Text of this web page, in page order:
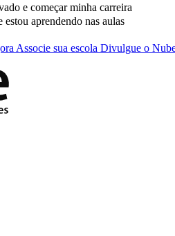
e começar minha carreira
aprendendo nas aulas
Associe sua escola Divulgue o